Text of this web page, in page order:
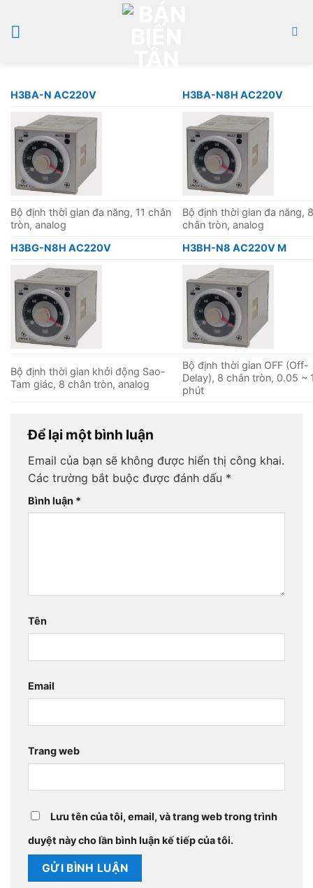
qua
nội
H3BA-N AC220V H3BA-N8H AC220V
Bộ định thời gian đa năng, 11 chân
tròn, analog
Bộ định thời gian đa năng,
chân tròn, analog
H3BG-N8H AC220V
H3BH-N8 AC220V M
Bộ định thời gian khởi động Sao-
Tam giác, 8 chân tròn, analog
Bộ định thời gian OFF (Off-
Delay), 8 chân tròn, 0.05 ~
phút
Để lại một bình luận
Email của bạn sẽ không được hiển thị công khai.
Các trường bắt buộc được đánh dấu *
Bình luận *
Tên
Email
Trang web
Lưu tên của tôi, email, và trang web trong trình
duyệt này cho lần bình luận kế tiếp của tôi.